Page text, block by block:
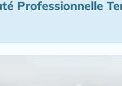
Professionnelle